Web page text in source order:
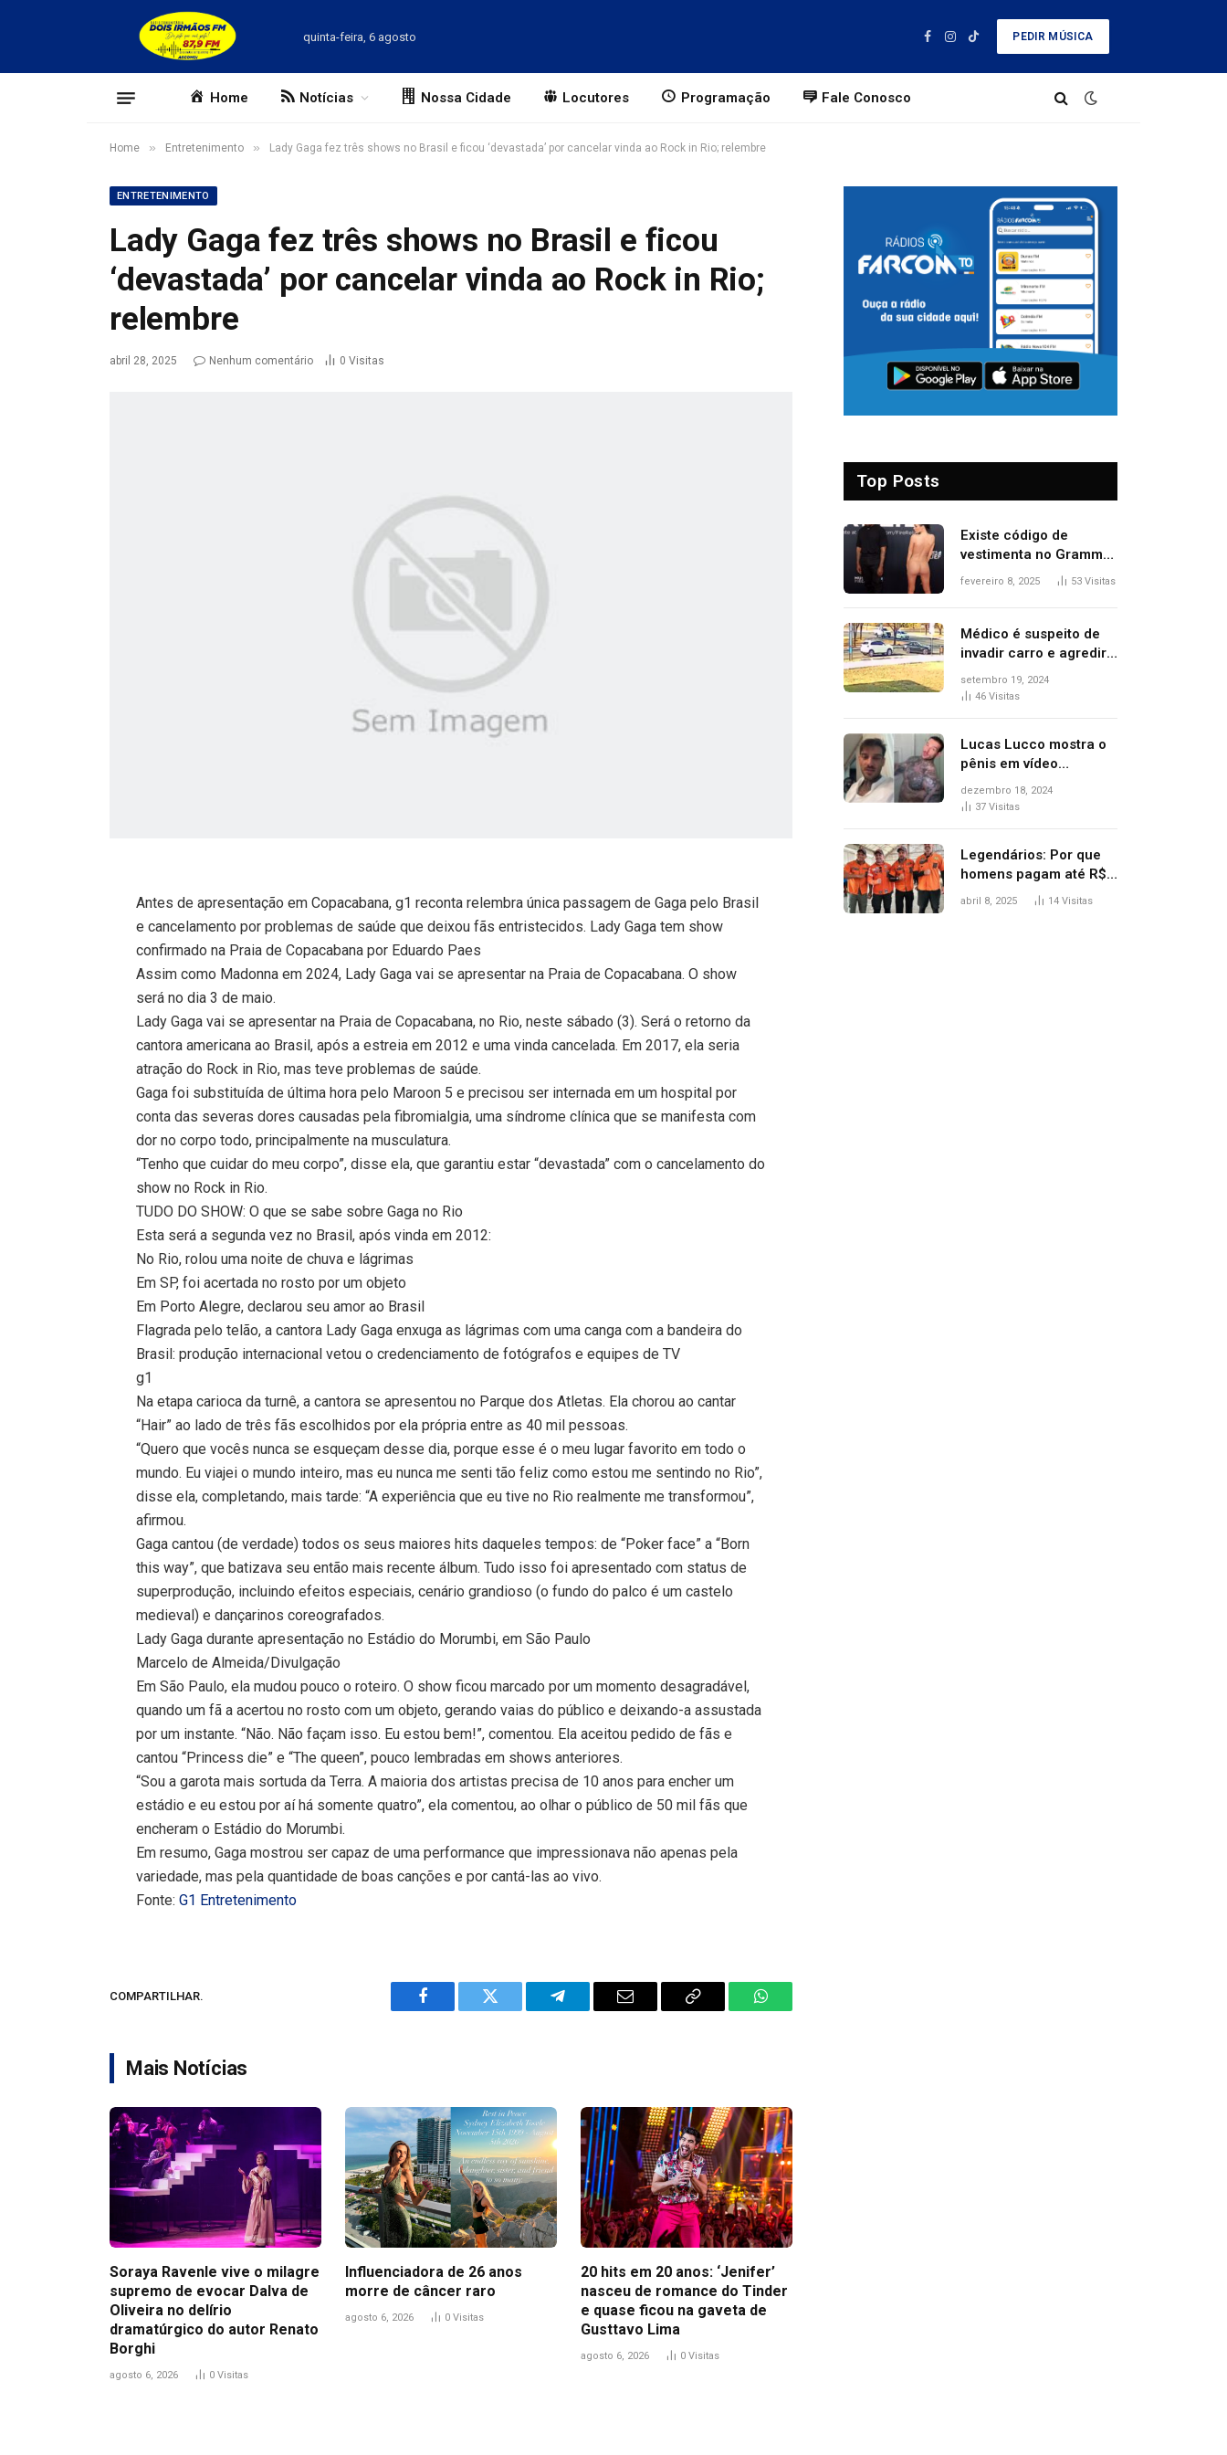
quinta-feira, 6 agosto
Facebook
Instagram
TikTok
PEDIR MÚSICA
Home Notícias Nossa Cidade Locutores Programação Fale Conosco
Home » Entretenimento » Lady Gaga fez três shows no Brasil e ficou ‘devastada’ por cancelar vinda ao Rock in Rio; relembre
ENTRETENIMENTO
Lady Gaga fez três shows no Brasil e ficou
‘devastada’ por cancelar vinda ao Rock in Rio;
relembre
abril 28, 2025 Nenhum comentário 0 Visitas
Antes de apresentação em Copacabana, g1 reconta relembra única passagem de Gaga pelo Brasil
e cancelamento por problemas de saúde que deixou fãs entristecidos. Lady Gaga tem show
confirmado na Praia de Copacabana por Eduardo Paes
Assim como Madonna em 2024, Lady Gaga vai se apresentar na Praia de Copacabana. O show
será no dia 3 de maio.
Lady Gaga vai se apresentar na Praia de Copacabana, no Rio, neste sábado (3). Será o retorno da
cantora americana ao Brasil, após a estreia em 2012 e uma vinda cancelada. Em 2017, ela seria
atração do Rock in Rio, mas teve problemas de saúde.
Gaga foi substituída de última hora pelo Maroon 5 e precisou ser internada em um hospital por
conta das severas dores causadas pela fibromialgia, uma síndrome clínica que se manifesta com
dor no corpo todo, principalmente na musculatura.
“Tenho que cuidar do meu corpo”, disse ela, que garantiu estar “devastada” com o cancelamento do
show no Rock in Rio.
TUDO DO SHOW: O que se sabe sobre Gaga no Rio
Esta será a segunda vez no Brasil, após vinda em 2012:
No Rio, rolou uma noite de chuva e lágrimas
Em SP, foi acertada no rosto por um objeto
Em Porto Alegre, declarou seu amor ao Brasil
Flagrada pelo telão, a cantora Lady Gaga enxuga as lágrimas com uma canga com a bandeira do
Brasil: produção internacional vetou o credenciamento de fotógrafos e equipes de TV
g1
Na etapa carioca da turnê, a cantora se apresentou no Parque dos Atletas. Ela chorou ao cantar
“Hair” ao lado de três fãs escolhidos por ela própria entre as 40 mil pessoas.
“Quero que vocês nunca se esqueçam desse dia, porque esse é o meu lugar favorito em todo o
mundo. Eu viajei o mundo inteiro, mas eu nunca me senti tão feliz como estou me sentindo no Rio”,
disse ela, completando, mais tarde: “A experiência que eu tive no Rio realmente me transformou”,
afirmou.
Gaga cantou (de verdade) todos os seus maiores hits daqueles tempos: de “Poker face” a “Born
this way”, que batizava seu então mais recente álbum. Tudo isso foi apresentado com status de
superprodução, incluindo efeitos especiais, cenário grandioso (o fundo do palco é um castelo
medieval) e dançarinos coreografados.
Lady Gaga durante apresentação no Estádio do Morumbi, em São Paulo
Marcelo de Almeida/Divulgação
Em São Paulo, ela mudou pouco o roteiro. O show ficou marcado por um momento desagradável,
quando um fã a acertou no rosto com um objeto, gerando vaias do público e deixando-a assustada
por um instante. “Não. Não façam isso. Eu estou bem!”, comentou. Ela aceitou pedido de fãs e
cantou “Princess die” e “The queen”, pouco lembradas em shows anteriores.
“Sou a garota mais sortuda da Terra. A maioria dos artistas precisa de 10 anos para encher um
estádio e eu estou por aí há somente quatro”, ela comentou, ao olhar o público de 50 mil fãs que
encheram o Estádio do Morumbi.
Em resumo, Gaga mostrou ser capaz de uma performance que impressionava não apenas pela
variedade, mas pela quantidade de boas canções e por cantá-las ao vivo.
Fonte:G1 Entretenimento
COMPARTILHAR.
Facebook Twitter Telegram Email
Copy
WhatsApp
Mais Notícias
Soraya Ravenle vive o milagre
supremo de evocar Dalva de
Oliveira no delírio
dramatúrgico do autor Renato
Borghi
agosto 6, 2026 0 Visitas
Influenciadora de 26 anos
morre de câncer raro
agosto 6, 2026 0 Visitas
20 hits em 20 anos: ‘Jenifer’
nasceu de romance do Tinder
e quase ficou na gaveta de
Gusttavo Lima
agosto 6, 2026 0 Visitas
Top Posts
Existe código de
vestimenta no Grammy?
Questionamento surgiu
aparecer nua na
premiação
fevereiro 8, 2025 53 Visitas
Médico é suspeito de
invadir carro e agredir
delegado aposentado
durante confusão no
setembro 19, 2024
46 Visitas
Lucas Lucco mostra o
pênis em vídeo
tomando banho, apaga
post e diz ‘foi mal’
dezembro 18, 2024
37 Visitas
Legendários: Por que
homens pagam até R$
81 mil para subir
abril 8, 2025 14 Visitas